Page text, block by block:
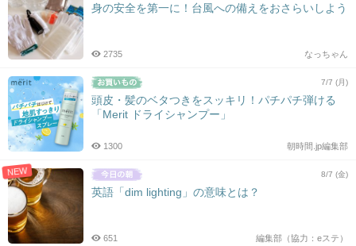
身の安全を第一に！台風への備えをおさらいしよう
なっちゃん
2735
7/7 (月)
頭皮・髪のベタつきをスッキリ！パチパチ弾ける
「Merit ドライシャンプー」
朝時間.jp編集部
1300
NEW 8/7 (金)
英語「dim lighting」の意味とは？
編集部（協力：eステ）
651